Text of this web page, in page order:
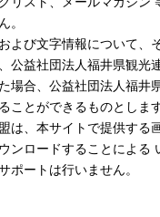
。
よび文字情報について、
公益社団法人福井県観光
場合、公益社団法人福井
ことができるものとしま
は、本サイトで提供する
ンロードすることによる
ポートは行いません。